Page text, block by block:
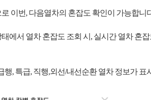
로 이번, 다음열차의 혼잡도 확인이 가능합니
에서 열차 혼잡도 조회 시, 실시간 열차 혼
행, 특급, 직행,외선/내선순환 열차 정보가 표